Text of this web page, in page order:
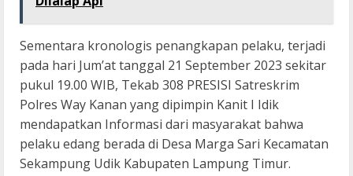
Sementara kronologis penangkapan pelaku, terjadi
pada hari Jum’at tanggal 21 September 2023 sekitar
pukul 19.00 WIB, Tekab 308 PRESISI Satreskrim
Polres Way Kanan yang dipimpin Kanit I Idik
mendapatkan Informasi dari masyarakat bahwa
pelaku edang berada di Desa Marga Sari Kecamatan
Sekampung Udik Kabupaten Lampung Timur.